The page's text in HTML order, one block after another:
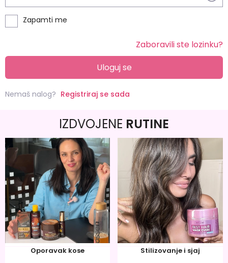
Zapamti me
Zaboravili ste lozinku?
Uloguj se
Nemaš nalog? Registriraj se sada
IZDVOJENE RUTINE
Oporavak kose Stilizovanje i sjaj